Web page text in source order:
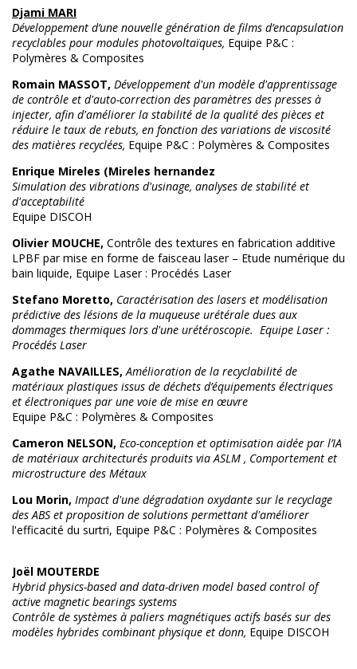
Djami MARI
Développement d’une nouvelle génération de films d’encapsulation
recyclables pour modules photovoltaïques, Equipe P&C :
Polymères & Composites
Romain MASSOT, Développement d'un modèle d'apprentissage
de contrôle et d'auto-correction des paramètres des presses à
injecter, afin d'améliorer la stabilité de la qualité des pièces et
réduire le taux de rebuts, en fonction des variations de viscosité
des matières recyclées, Equipe P&C : Polymères & Composites
Enrique Mireles (Mireles hernandez
Simulation des vibrations d'usinage, analyses de stabilité et
d'acceptabilité
Equipe DISCOH
Olivier MOUCHE, Contrôle des textures en fabrication additive
LPBF par mise en forme de faisceau laser – Etude numérique du
bain liquide, Equipe Laser : Procédés Laser
Stefano Moretto, Caractérisation des lasers et modélisation
prédictive des lésions de la muqueuse urétérale dues aux
dommages thermiques lors d'une urétéroscopie. Equipe Laser :
Procédés Laser
Agathe NAVAILLES,Amélioration de la recyclabilité de
matériaux plastiques issus de déchets d’équipements électriques
et électroniques par une voie de mise en œuvre
Equipe P&C : Polymères & Composites
Cameron NELSON, Eco-conception et optimisation aidée par l’IA
de matériaux architecturés produits via ASLM , Comportement et
microstructure des Métaux
Lou Morin, Impact d'une dégradation oxydante sur le recyclage
des ABS et proposition de solutions permettant d'améliorer
l'efficacité du surtri, Equipe P&C : Polymères & Composites
Joël MOUTERDE
Hybrid physics-based and data-driven model based control of
active magnetic bearings systems
Contrôle de systèmes à paliers magnétiques actifs basés sur des
modèles hybrides combinant physique et donn, Equipe DISCOH